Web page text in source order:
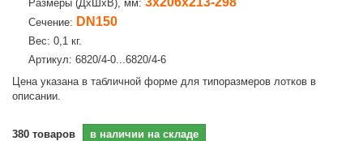
Размеры (ДхШхВ), мм:
Сечение: DN150
Вес: 0,1 кг.
Артикул: 6820/4-0...6820/4-6
Цена указана в табличной форме для типоразмеров лотков в
описании.
380 товаров в наличии на складе